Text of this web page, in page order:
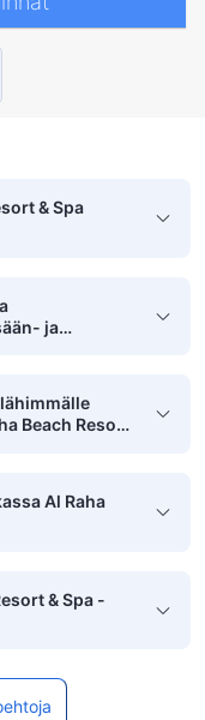
& Spa
ja
Beach Resort
Al Raha
& Spa -